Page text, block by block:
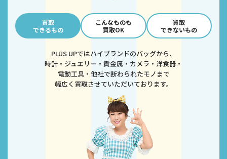
買取
できるもの
こんなものも
買取OK
買取
できないもの
PLUS UPではハイブランドのバッグから、
時計・ジュエリー・貴金属・カメラ・洋食器・
電動工具・他社で断わられたモノまで
幅広く買取させていただいております。